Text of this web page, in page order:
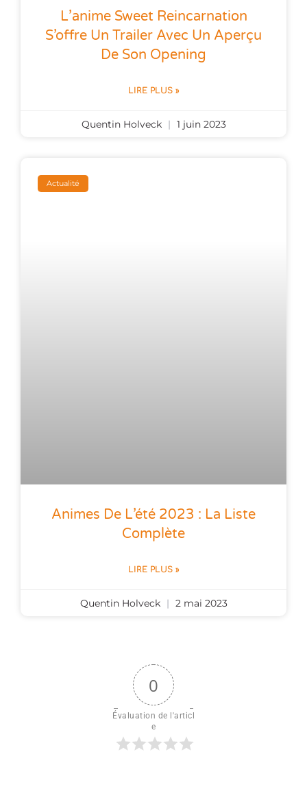
L’anime Sweet Reincarnation
S’offre Un Trailer Avec Un Aperçu
De Son Opening
LIRE PLUS »
Quentin Holveck 1 juin 2023
Actualité
Animes De L’été 2023 : La Liste
Complète
LIRE PLUS »
Quentin Holveck 2 mai 2023
0
Évaluation de l'articl
e